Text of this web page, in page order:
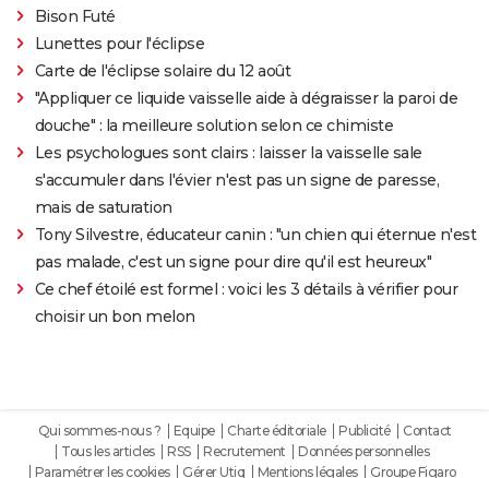
Bison Futé
Lunettes pour l'éclipse
Carte de l'éclipse solaire du 12 août
"Appliquer ce liquide vaisselle aide à dégraisser la paroi de
douche" : la meilleure solution selon ce chimiste
Les psychologues sont clairs : laisser la vaisselle sale
s'accumuler dans l'évier n'est pas un signe de paresse,
mais de saturation
Tony Silvestre, éducateur canin : "un chien qui éternue n'est
pas malade, c'est un signe pour dire qu'il est heureux"
Ce chef étoilé est formel : voici les 3 détails à vérifier pour
choisir un bon melon
Qui sommes-nous ? Equipe Charte éditoriale Publicité
Contact
Tous les articles
RSS Recrutement
Données personnelles
Paramétrer les cookies
Gérer Utiq Mentions légales Groupe Figaro